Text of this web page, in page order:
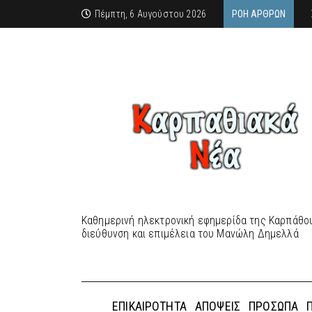
Πέμπτη, 6 Αυγούστου 2026 ΡΟΉ ΆΡΘΡΩΝ
Καθημερινή ηλεκτρονική εφημερίδα της
διεύθυνση και επιμέλεια του Μανώλη Δημελλά
ΕΠΙΚΑΙΡΌΤΗΤΑ ΑΠΌΨΕΙΣ ΠΡΌΣΩΠΑ